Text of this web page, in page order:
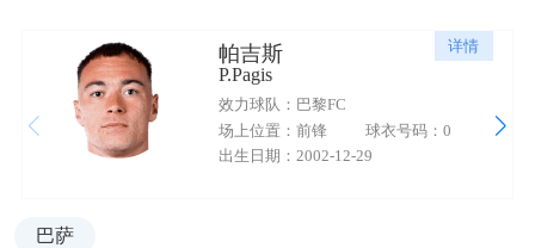
详情
帕吉斯
P.Pagis
效力球队：巴黎FC
场上位置：前锋
球衣号码：0
出生日期：2002-12-29
巴萨